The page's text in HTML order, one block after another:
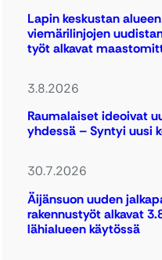
Lapin keskustan
viemärilinjojen
työt alkavat
3.8.2026
Raumalaiset ideoivat
yhdessä – Syntyi uusi
30.7.2026
Äijänsuon uuden
rakennustyöt alkavat
lähialueen käytössä